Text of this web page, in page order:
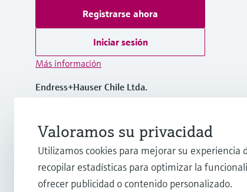
Registrarse ahora
Iniciar sesión
Más información
Endress+Hauser Chile Ltda.
Chile
(56 2) 2398 9100
info@cl.endress.com
Valoramos su privacidad
Utilizamos cookies para mejorar su experiencia
recopilar estadísticas para optimizar la
ofrecer publicidad o contenido personalizado.